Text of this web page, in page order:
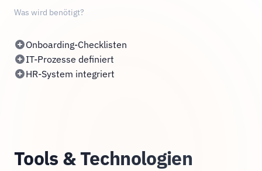
Was wird benötigt?
Onboarding-Checklisten
IT-Prozesse definiert
HR-System integriert
Tools & Technologien